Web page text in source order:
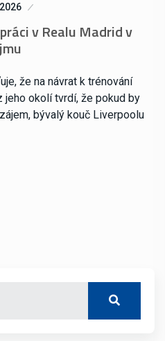
v Realu Madrid v
že na návrat k trénování
okolí tvrdí, že pokud by
bývalý kouč Liverpoolu